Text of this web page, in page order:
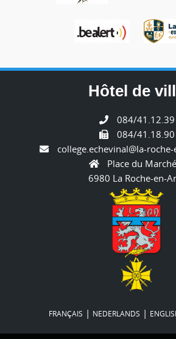
Hôtel de
084/41.12.39
084/41.18.90
college.echevinal@la-
Place du
6980 La Roche-en-
FRANÇAIS | NEDERLANDS |